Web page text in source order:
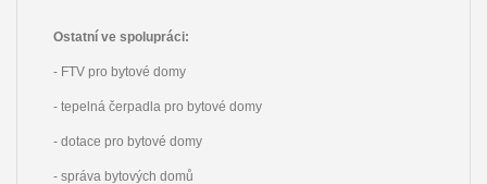
Ostatní ve spolupráci:
- FTV pro bytové domy
- tepelná čerpadla pro bytové domy
- dotace pro bytové domy
- správa bytových domů